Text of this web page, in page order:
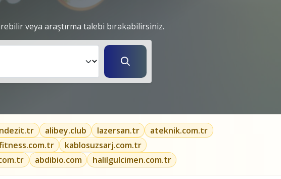
veya araştırma talebi bırakabilirsiniz.
alibey.club lazersan.tr
ateknik.com.tr
kablosuzsarj.com.tr
abdibio.com halilgulcimen.com.tr